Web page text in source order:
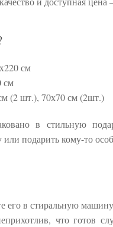
см
см
(2 шт.), 70х70 см (2шт.)
в стильную
подарить кому-то
его в стиральную
что готов